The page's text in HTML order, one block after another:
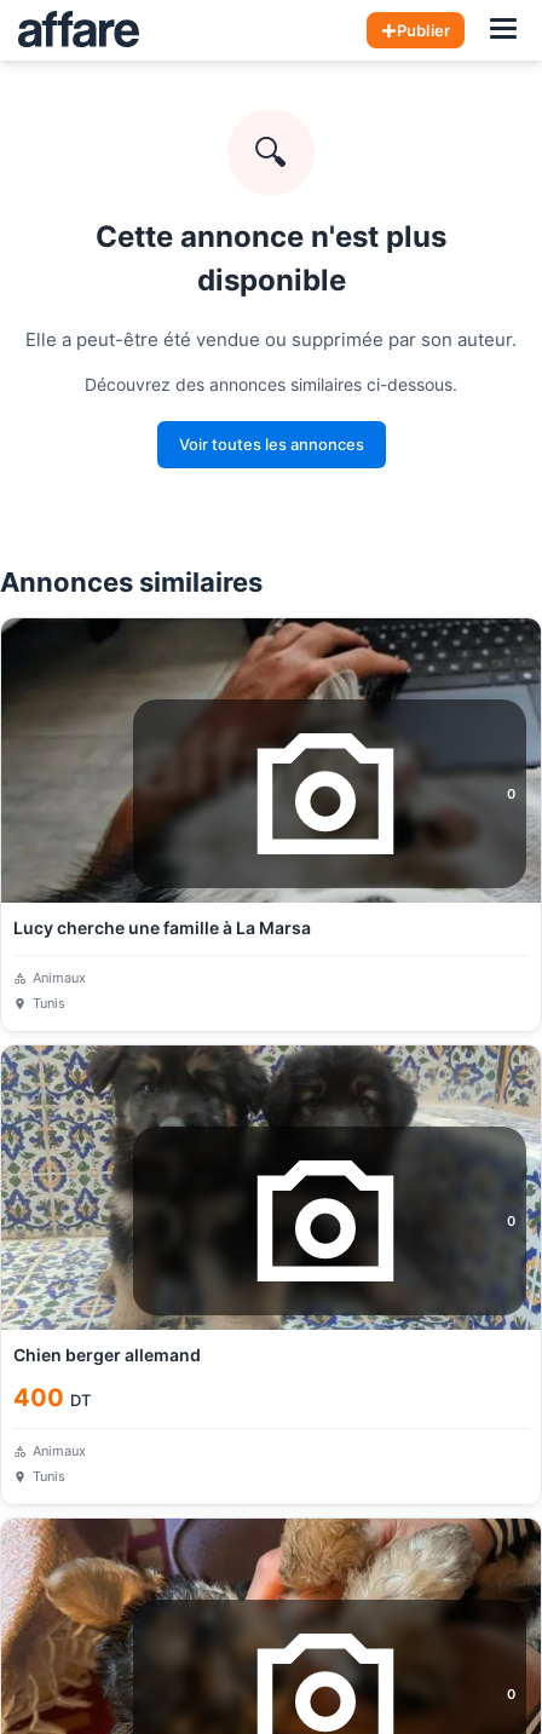
Publier
🔍
Cette annonce n'est plus
disponible
Elle a peut-être été vendue ou supprimée par son auteur.
Découvrez des annonces similaires ci-dessous.
Voir toutes les annonces
Annonces similaires
0
Lucy cherche une famille à La Marsa
Animaux
Tunis
0
Chien berger allemand
400 DT
Animaux
Tunis
0